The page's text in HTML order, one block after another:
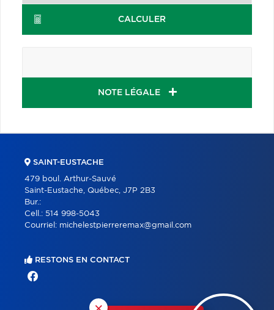
CALCULER
NOTE LÉGALE
SAINT-EUSTACHE
479 boul. Arthur-Sauvé
Saint-Eustache, Québec, J7P 2B3
Bur.:
Cell.: 514 998-5043
Courriel: michelestpierreremax@gmail.com
RESTONS EN CONTACT